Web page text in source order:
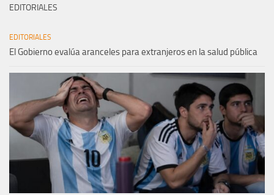
EDITORIALES
EDITORIALES
El Gobierno evalúa aranceles para extranjeros en la salud pública